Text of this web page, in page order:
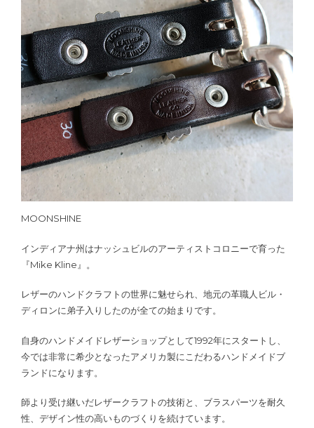
MOONSHINE
インディアナ州はナッシュビルのアーティストコロニーで育った
『Mike Kline』。
レザーのハンドクラフトの世界に魅せられ、地元の革職人ビル・
ディロンに弟子入りしたのが全ての始まりです。
自身のハンドメイドレザーショップとして1992年にスタートし、
今では非常に希少となったアメリカ製にこだわるハンドメイドブ
ランドになります。
師より受け継いだレザークラフトの技術と、ブラスパーツを耐久
性、デザイン性の高いものづくりを続けています。